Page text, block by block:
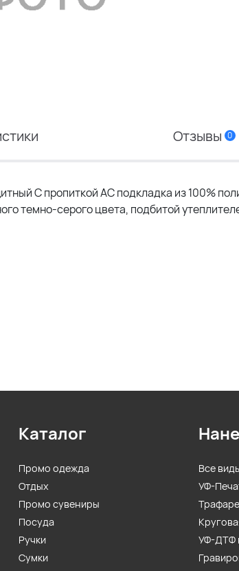
Отзывы 0
С пропиткой АС подкладка из 100%
темно-серого цвета, подбитой
Каталог
Промо одежда
Отдых
Промо сувениры
Посуда
Ручки
Сумки
Все
УФ-
УФ-ДТФ